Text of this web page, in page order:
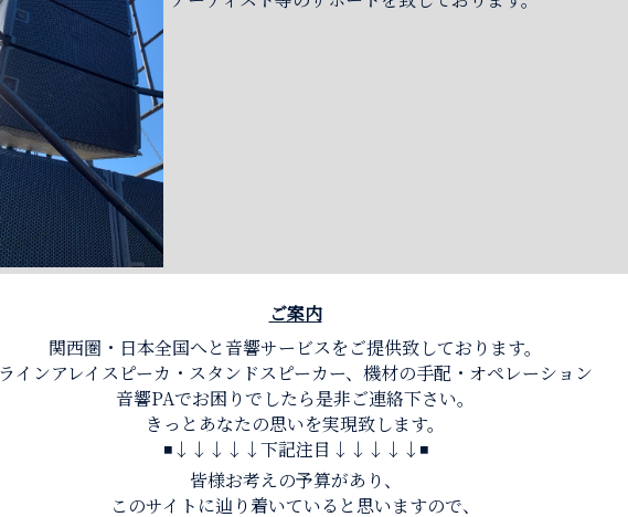
ご案内
関西圏・日本全国へと音響サービスをご提供致しております。
ラインアレイスピーカ・スタンドスピーカー、機材の手配・オペレーション
音響PAでお困りでしたら是非ご連絡下さい。
きっとあなたの思いを実現致します。
◾️↓↓↓↓↓下記注目↓↓↓↓↓◾️
皆様お考えの予算があり、
このサイトに辿り着いていると思いますので、